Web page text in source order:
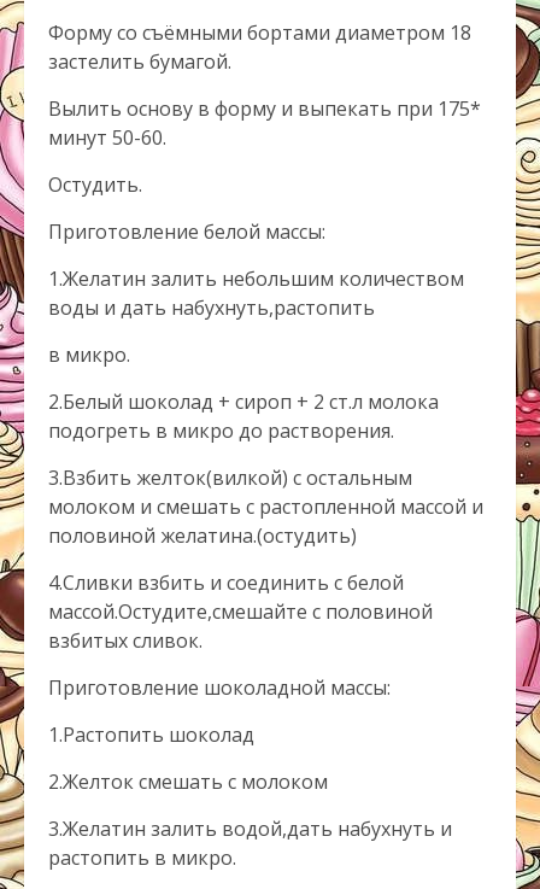
Форму со съёмными бортами диаметром 18
застелить бумагой.
Вылить основу в форму и выпекать при 175*
минут 50-60.
Остудить.
Приготовление белой массы:
1.Желатин залить небольшим количеством
воды и дать набухнуть,растопить
в микро.
2.Белый шоколад + сироп + 2 ст.л молока
подогреть в микро до растворения.
3.Взбить желток(вилкой) с остальным
молоком и смешать с растопленной массой и
половиной желатина.(остудить)
4.Сливки взбить и соединить с белой
массой.Остудите,смешайте с половиной
взбитых сливок.
Приготовление шоколадной массы:
1.Растопить шоколад
2.Желток смешать с молоком
3.Желатин залить водой,дать набухнуть и
растопить в микро.